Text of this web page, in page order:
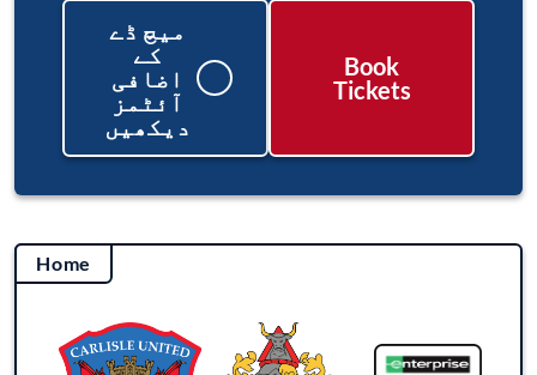
میچ ڈے
کے
اضافی
آئٹمز
دیکھیں
Book
Tickets
Home